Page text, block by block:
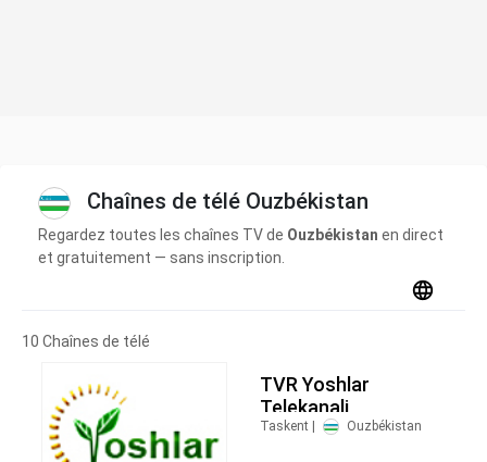
Chaînes de télé Ouzbékistan
Regardez toutes les chaînes TV de Ouzbékistan en direct
et gratuitement — sans inscription.
10 Chaînes de télé
TVR Yoshlar
Telekanali
Taskent | Ouzbékistan